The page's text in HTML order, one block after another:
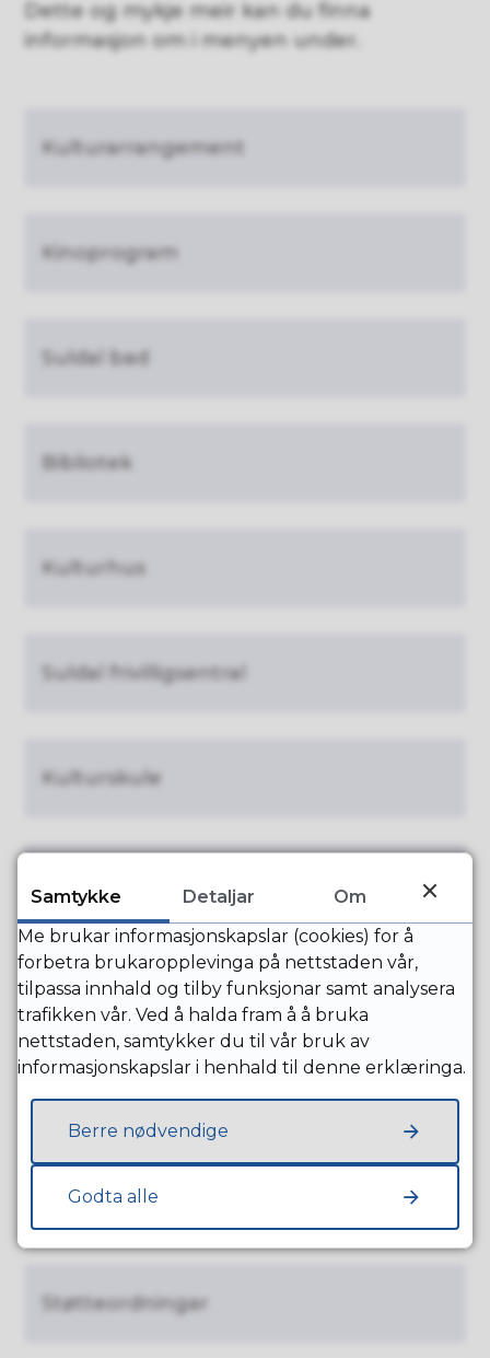
Dette og mykje meir kan du finna
informasjon om i menyen under.
Kulturarrangement
Kinoprogram
Suldal bad
Bibliotek
Kulturhus
Suldal frivilligsentral
Kulturskule
Distriktsmusikarane i Ryfylke
Tur og friluftsliv
Frivillegheit
Idrettsanlegget på Eide
Støtteordningar
Samtykke Detaljar
Om
Me brukar informasjonskapslar (cookies) for å
forbetra brukaropplevinga på nettstaden vår,
tilpassa innhald og tilby funksjonar samt analysera
trafikken vår. Ved å halda fram å å bruka
nettstaden, samtykker du til vår bruk av
informasjonskapslar i henhald til denne erklæringa.
Berre nødvendige
Godta alle